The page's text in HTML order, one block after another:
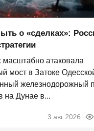
о «сделках»:
атаковала
мост в Затоке
железнодорожный
на Дунае в...
3 авг 2026